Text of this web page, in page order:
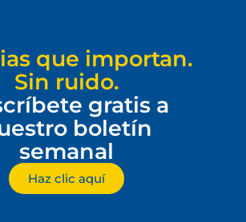
que importan.
Sin ruido.
gratis a
boletín
semanal
Haz clic aquí